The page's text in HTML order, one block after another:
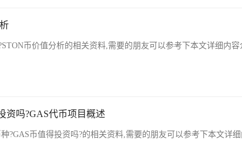
币价值分析的相关资料,需要的朋友可以参考下本文详细内
资吗?GAS代币项目概述
?GAS币值得投资吗?的相关资料,需要的朋友可以参考下本文详